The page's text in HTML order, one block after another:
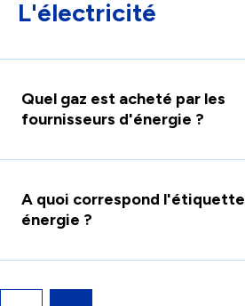
L'électricité
Quel gaz est acheté par les
fournisseurs d'énergie ?
A quoi correspond l'étiquette
énergie ?